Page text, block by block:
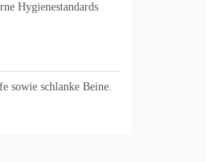
Hygienestandards
sowie schlanke Beine.